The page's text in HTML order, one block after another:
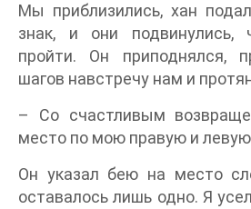
Мы приблизились, хан
знак, и они
пройти. Он приподнялся,
шагов навстречу нам и
– Со счастливым
место по мою правую и левую
Он указал бею на место
оставалось лишь одно. Я